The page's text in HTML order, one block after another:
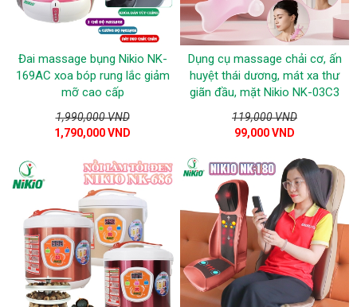
Đai massage bụng Nikio NK-
169AC xoa bóp rung lắc giảm
mỡ cao cấp
1,990,000 VND
1,790,000 VND
Dụng cụ massage chải cơ, ấn
huyệt thái dương, mát xa thư
giãn đầu, mặt Nikio NK-03C3
119,000 VND
99,000 VND